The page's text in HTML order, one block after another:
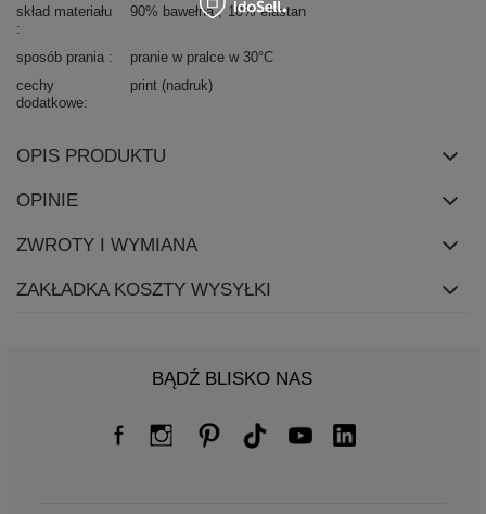
skład materiału
90% bawełna 10% elastan
sposób prania
pranie w pralce w 30°C
cechy
dodatkowe
print (nadruk)
OPIS PRODUKTU
OPINIE
ZWROTY I WYMIANA
ZAKŁADKA KOSZTY WYSYŁKI
BĄDŹ BLISKO NAS